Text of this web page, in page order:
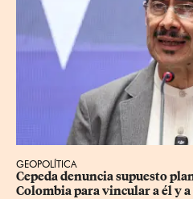
GEOPOLÍTICA
Cepeda denuncia supuesto
Colombia para vincular a él y